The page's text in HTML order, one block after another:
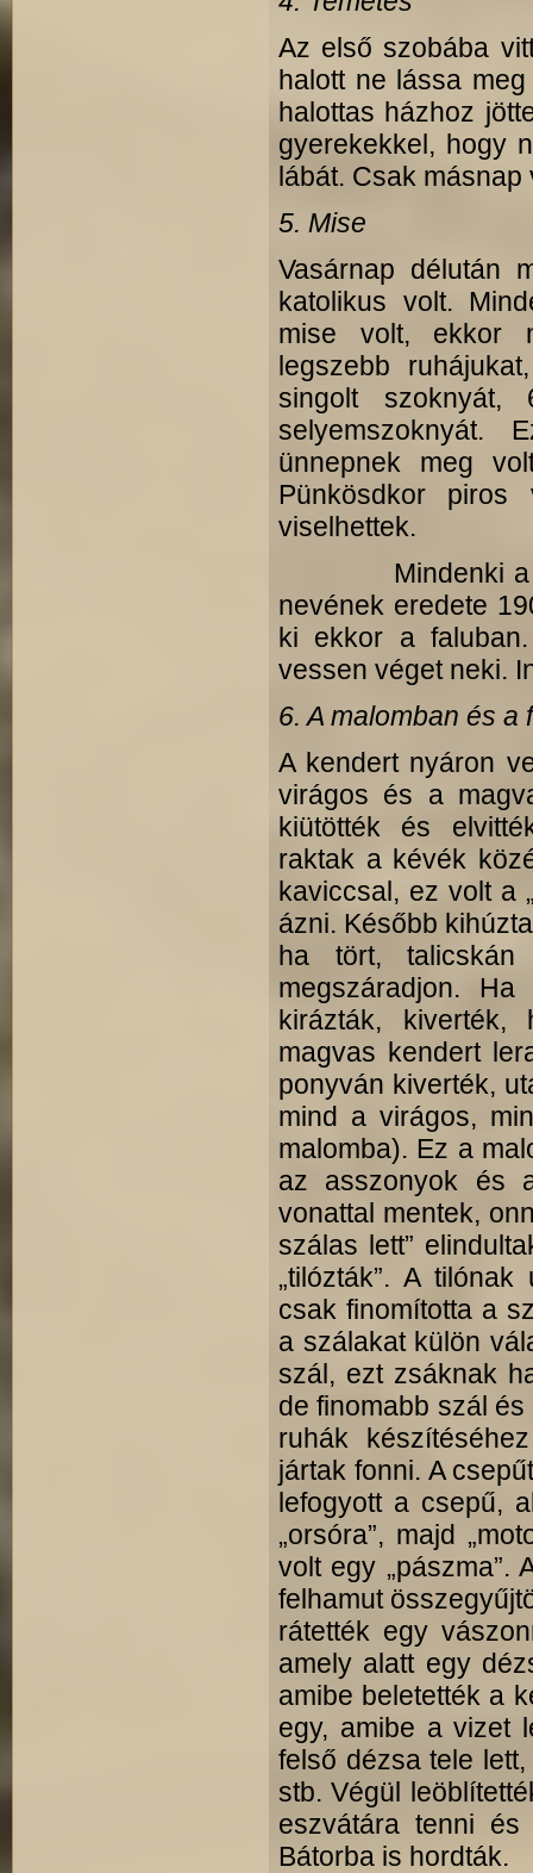
Az első szobába
halott ne lássa
halottas házhoz
gyerekekkel, hogy
lábát. Csak
5. Mise
Vasárnap délután
katolikus volt.
mise volt, ekkor
legszebb
singolt
selyemszoknyát.
ünnepnek meg
Pünkösdkor piros
viselhettek.
Mindenki a
nevének eredete
ki ekkor a
vessen véget neki.
6. A malomban és a
A kendert nyáron
virágos és a
kiütötték és
raktak a kévék
kaviccsal, ez volt a
ázni. Később
ha tört, talicskán
megszáradjon. Ha
kirázták, kiverték,
magvas kendert
ponyván kiverték,
mind a virágos,
malomba). Ez a
az asszonyok és
vonattal mentek,
szálas lett”
„tilózták”. A
csak finomította a
a szálakat külön
szál, ezt zsáknak
de finomabb szál és
ruhák
jártak fonni. A
lefogyott a csepű,
„orsóra”, majd
volt egy „pászma”.
felhamut
rátették egy
amely alatt egy
amibe beletették a
egy, amibe a vizet
felső dézsa tele
stb. Végül
eszvátára tenni
Bátorba is hordták.